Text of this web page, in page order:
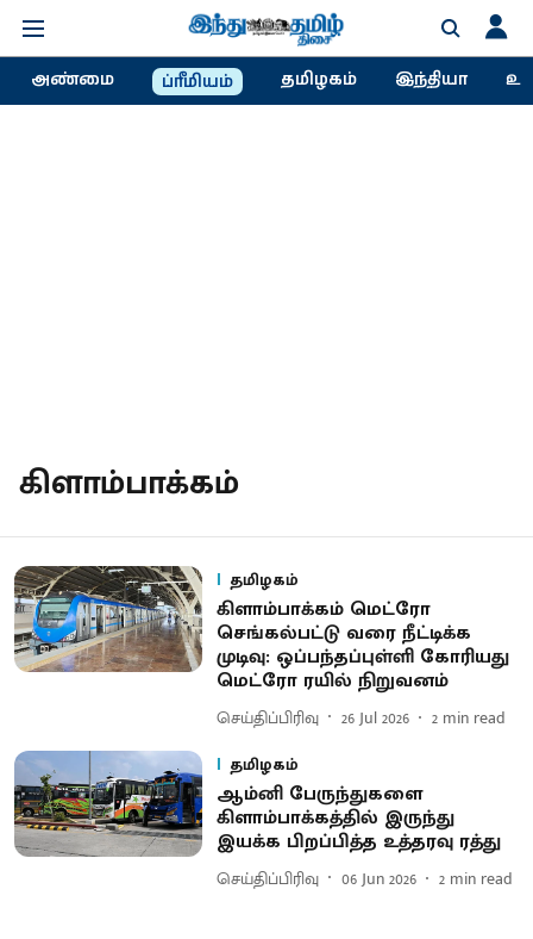
அண்மை ப்ரீமியம் தமிழகம் இந்தியா
கிளாம்பாக்கம்
தமிழகம்
கிளாம்பாக்கம் மெட்ரோ
செங்கல்பட்டு வரை நீட்டிக்க
முடிவு: ஒப்பந்தப்புள்ளி கோரியது
மெட்ரோ ரயில் நிறுவனம்
செய்திப்பிரிவு 26 Jul 2026 2 min read
தமிழகம்
ஆம்னி பேருந்துகளை
கிளாம்பாக்கத்தில் இருந்து
இயக்க பிறப்பித்த உத்தரவு ரத்து
செய்திப்பிரிவு 06 Jun 2026 2 min read